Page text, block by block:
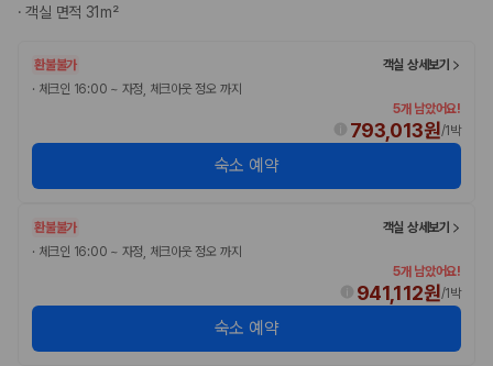
·객실 면적 31m²
환불불가
객실 상세보기
· 체크인 16:00 ~ 자정, 체크아웃 정오 까지
5개 남았어요!
793,013원/1박
숙소 예약
환불불가
객실 상세보기
· 체크인 16:00 ~ 자정, 체크아웃 정오 까지
5개 남았어요!
941,112원/1박
숙소 예약